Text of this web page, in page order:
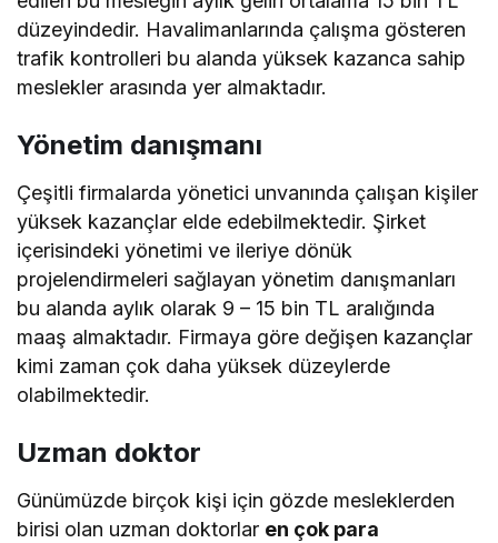
düzeyindedir. Havalimanlarında çalışma gösteren
trafik kontrolleri bu alanda yüksek kazanca sahip
meslekler arasında yer almaktadır.
Yönetim danışmanı
Çeşitli firmalarda yönetici unvanında çalışan kişiler
yüksek kazançlar elde edebilmektedir. Şirket
içerisindeki yönetimi ve ileriye dönük
projelendirmeleri sağlayan yönetim danışmanları
bu alanda aylık olarak 9 – 15 bin TL aralığında
maaş almaktadır. Firmaya göre değişen kazançlar
kimi zaman çok daha yüksek düzeylerde
olabilmektedir.
Uzman doktor
Günümüzde birçok kişi için gözde mesleklerden
birisi olan uzman doktorlar en çok para